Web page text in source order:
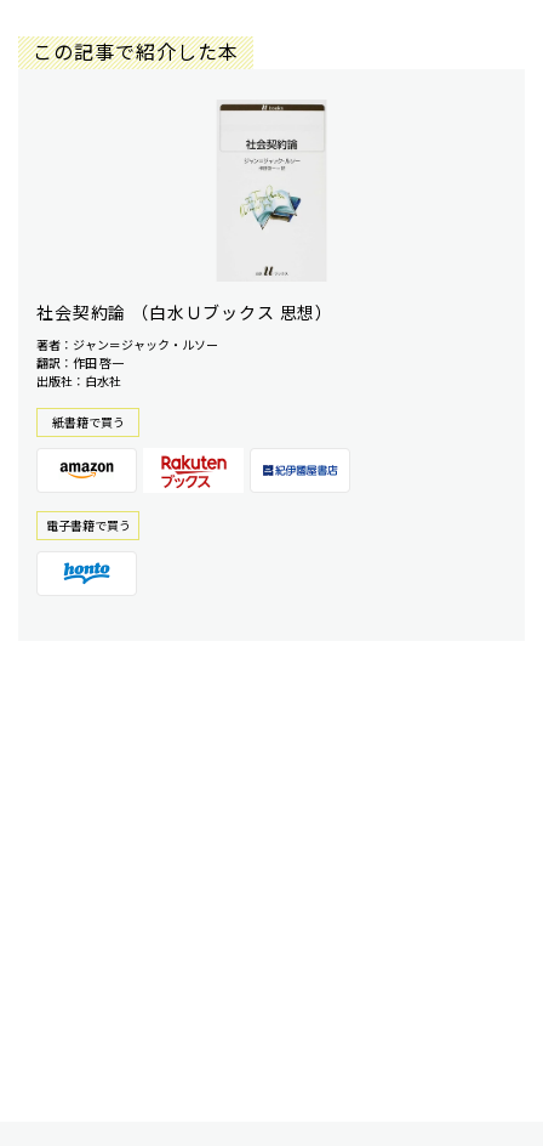
この記事で紹介した本
社会契約論 （白水Ｕブックス 思想）
著者：ジャン＝ジャック・ルソー
翻訳：作田 啓一
出版社：白水社
紙書籍で買う
電⼦書籍で買う